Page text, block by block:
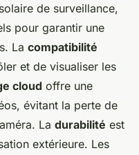
de surveillance,
pour garantir une
La compatibilité
et de visualiser les
cloud offre une
évitant la perte de
La durabilité est
extérieure. Les